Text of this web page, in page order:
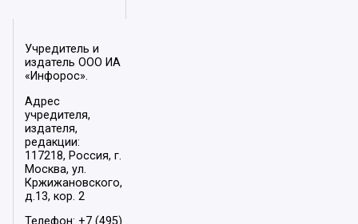
Учредитель и
издатель ООО ИА
«Инфорос».
Адрес
учредителя,
издателя,
редакции:
117218, Россия, г.
Москва, ул.
Кржижановского,
д.13, кор. 2
Телефон: +7 (495)